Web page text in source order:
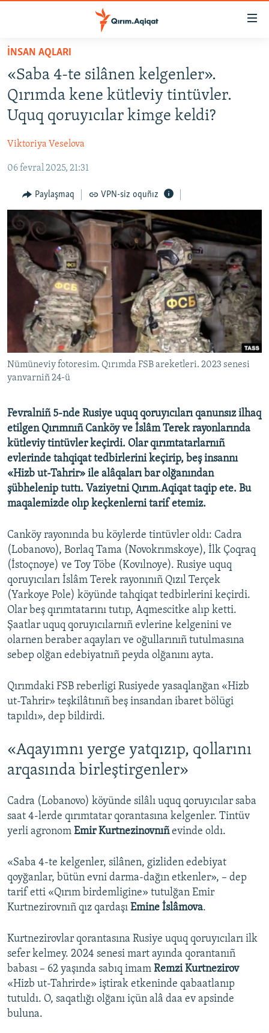
Esas
qaytmaq
Baş
navigatsiyağa
qaytmaq
Qıdıruvğa
qaytmaq
HABERLER
İQTİSADİYAT
MEDENİYET
İNSAN AQLARI
VİDEO
SÜRET
BLOGLAR
FİKİR
Русский
Українською
QOŞULIÑIZ!
İNSAN AQLARI
«Saba 4-te silânen kelgenler».
Qırımda kene kütleviy tintüvler.
Uquq qoruyıcılar kimge keldi?
Viktoriya Veselova
06 fevral 2025, 21:31
Paylaşmaq VPN-siz oquñız
Nümüneviy fotoresim. Qırımda FSB areketleri. 2023 senesi
yanvarniñ 24-ü
Fevralniñ 5-nde Rusiye uquq qoruyıcıları qanunsız ilhaq
etilgen Qırımnıñ Canköy ve İslâm Terek rayonlarında
kütleviy tintüvler keçirdi. Olar qırımtatarlarnıñ
evlerinde tahqiqat tedbirlerini keçirip, beş insannı
«Hizb ut-Tahrir» ile alâqaları bar olğanından
şübhelenip tuttı. Vaziyetni Qırım.Aqiqat taqip ete. Bu
maqalemizde olıp keçkenlerni tarif etemiz.
Canköy rayonında bu köylerde tintüvler oldı: Cadra
(Lobanovo), Borlaq Tama (Novokrımskoye), İlk Çoqraq
(İstoçnoye) ve Toy Töbe (Kovılnoye). Rusiye uquq
qoruyıcıları İslâm Terek rayonınıñ Qızıl Terçek
(Yarkoye Pole) köyünde tahqiqat tedbirlerini keçirdi.
Olar beş qırımtatarını tutıp, Aqmescitke alıp ketti.
Şaatlar uquq qoruyıcılarnıñ evlerine kelgenini ve
olarnen beraber aqayları ve oğullarınıñ tutulmasına
sebep olğan edebiyatnıñ peyda olğanını ayta.
Qırımdaki FSB reberligi Rusiyede yasaqlanğan «Hizb
ut-Tahrir» teşkilâtınıñ beş insandan ibaret bölügi
tapıldı», dep bildirdi.
«Aqayımnı yerge yatqızıp, qollarını
arqasında birleştirgenler»
Cadra (Lobanovo) köyünde silâlı uquq qoruyıcılar saba
saat 4-lerde qırımtatar qorantasına kelgenler. Tintüv
yerli agronom Emir Kurtnezinovnıñevinde oldı.
«Saba 4-te kelgenler, silânen, gizliden edebiyat
qoyğanlar, bütün evni darma-dağın etkenler», – dep
tarif etti «Qırım birdemligine» tutulğan Emir
Kurtnezirovnıñ qız qardaşı Emine İslâmova.
Kurtnezirovlar qorantasına Rusiye uquq qoruyıcıları ilk
sefer kelmey. 2024 senesi mart ayında qorantanıñ
babası – 62 yaşında sabıq imam Remzi Kurtnezirov
«Hizb ut-Tahrirde» iştirak etkeninde qabaatlanıp
tutuldı. O, saqatlığı olğanı içün alâ daa ev apsinde
buluna.